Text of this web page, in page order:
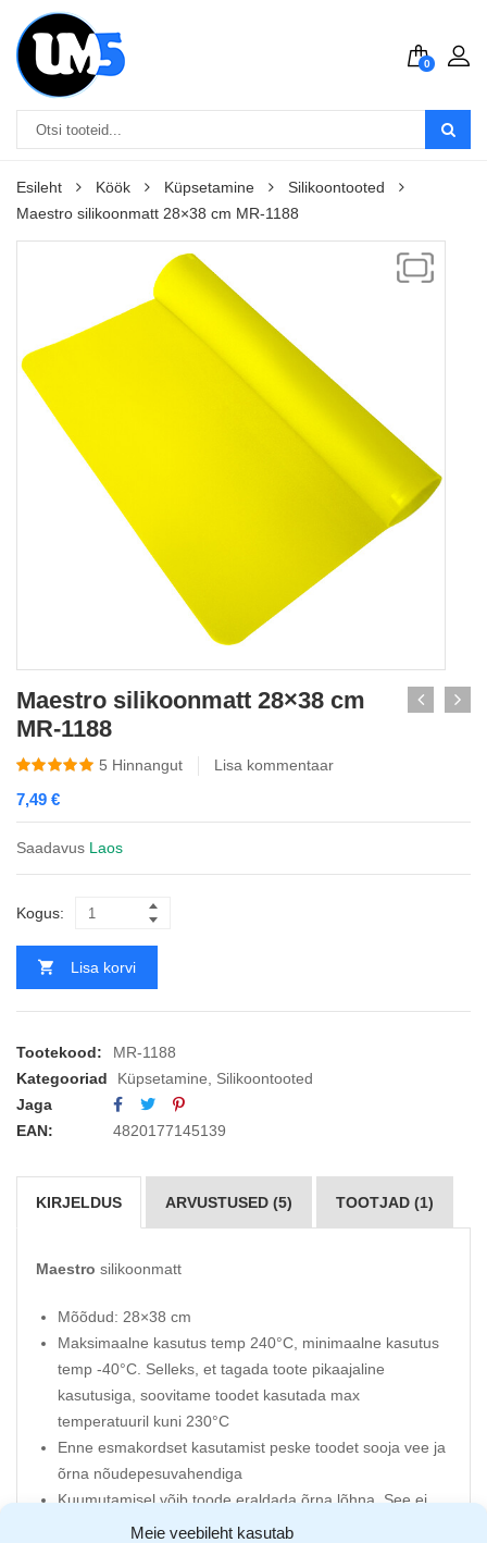
Meie veebileht kasutab
0
Esileht Köök Küpsetamine
Silikoontooted
Maestro silikoonmatt 28×38 cm MR-1188
Maestro silikoonmatt 28×38 cm
MR-1188
5 Hinnangut Lisa kommentaar
7,49 €
Saadavus Laos
Kogus:
Lisa korvi
Tootekood:
MR-1188
Kategooriad
Küpsetamine
Silikoontooted
Jaga
EAN:
4820177145139
KIRJELDUS ARVUSTUSED (5) TOOTJAD (1)
Maestro silikoonmatt
Mõõdud: 28×38 cm
Maksimaalne kasutus temp 240°C, minimaalne kasutus
temp -40°C. Selleks, et tagada toote pikaajaline
kasutusiga, soovitame toodet kasutada max
temperatuuril kuni 230°C
Enne esmakordset kasutamist peske toodet sooja vee ja
õrna nõudepesuvahendiga
Kuumutamisel võib toode eraldada õrna lõhna. See ei
ole ohtlik ja ei mõjuta toote funktsiooni.